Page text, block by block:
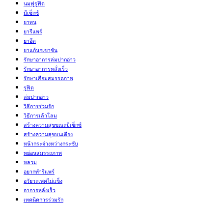
นมฟูรูฟิต
มีเซ็กซ์
ยาทน
ยารีแพร์
ยาอึด
ยาแก้นกเขาขัน
รักษาอาการล่มปากอ่าว
รักษาอาการหลั่งเร็ว
รักษาเสื่อมสมรรถภาพ
รูฟิต
ล่มปากอ่าว
วิธีการร่วมรัก
วิธีการเล้าโลม
สร้างความสุขขณะมีเซ็กซ์
สร้างความสุขบนเตียง
หน้ากระจ่างหว่างกระชับ
หย่อนสมรรถภาพ
หลวม
อยากทำรีแพร์
อวัยวะเพศไม่แข็ง
อาการหลั่งเร็ว
เทคนิคการร่วมรัก